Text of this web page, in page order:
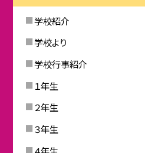
学校紹介
学校より
学校行事紹介
１年生
２年生
３年生